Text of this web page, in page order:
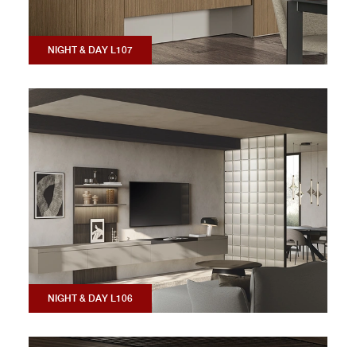
NIGHT & DAY L107
NIGHT & DAY L106